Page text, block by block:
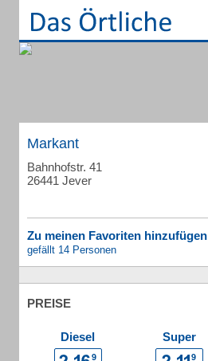
Markant
Bahnhofstr. 41
26441 Jever
Zu meinen Favoriten hinzufügen
gefällt 14 Personen
PREISE
Diesel Super